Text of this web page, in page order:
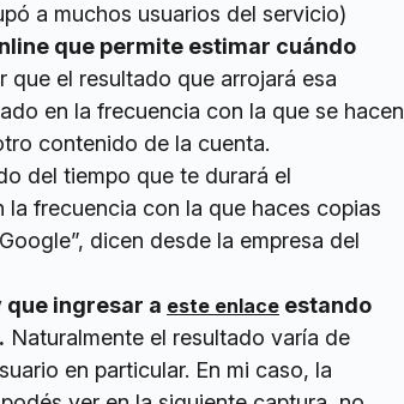
a muchos usuarios del servicio)
que permite estimar cuándo
que el resultado que arrojará esa
en la frecuencia con la que se hacen
contenido de la cuenta.
del tiempo que te durará el
frecuencia con la que haces copias
dicen desde la empresa del
que ingresar a este enlace estando
Naturalmente el resultado varía de
en particular. En mi caso, la